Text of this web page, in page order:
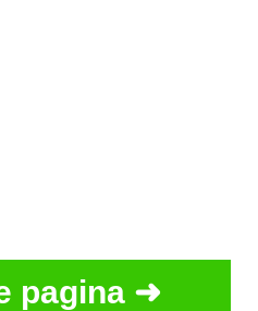
pagina ➜